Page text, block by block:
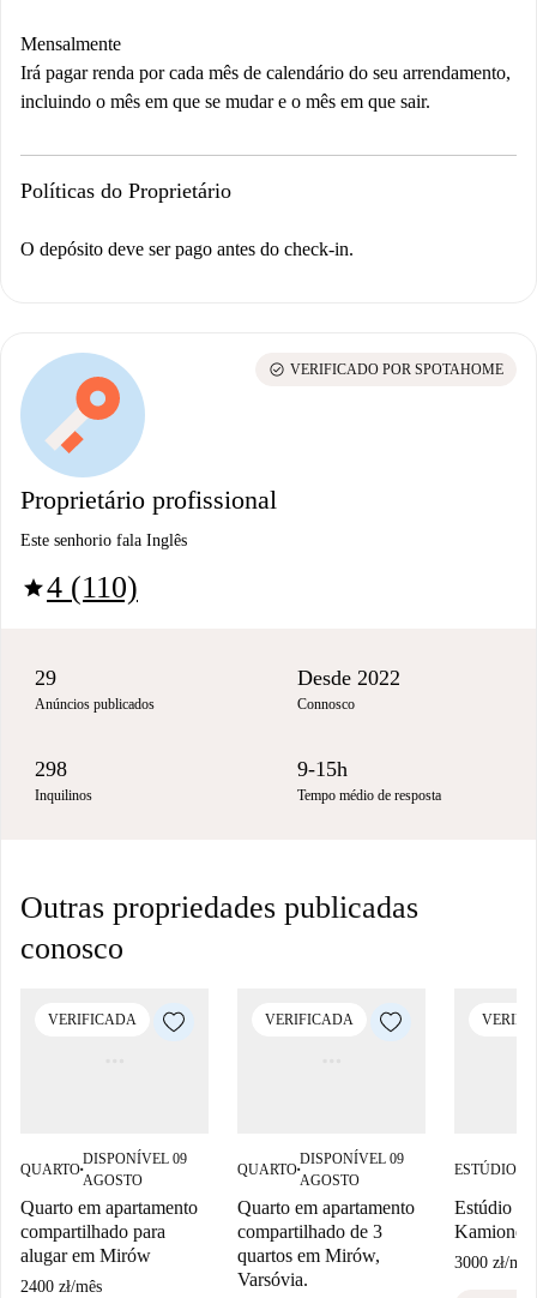
Mensalmente
Irá pagar renda por cada mês de calendário do seu arrendamento,
incluindo o mês em que se mudar e o mês em que sair.
Políticas do Proprietário
O depósito deve ser pago antes do check-in.
Proprietário profissional
Este senhorio fala Inglês
star4 (110)
check_circle VERIFICADO POR SPOTAHOME
29
Anúncios publicados
Desde 2022
Connosco
298
Inquilinos
9-15h
Tempo médio de resposta
Outras propriedades publicadas
conosco
VERIFICADA
QUARTO■
DISPONÍVEL 09
AGOSTO
Quarto em apartamento
compartilhado para
alugar em Mirów
2400 zł/mês
VERIFICADA
QUARTO■
DISPONÍVEL 09
AGOSTO
Quarto em apartamento
compartilhado de 3
quartos em Mirów,
Varsóvia.
ESTÚDIO
Estúdio
3000 zł/mês